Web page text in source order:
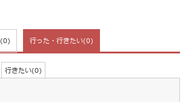
(0) 行った・行きたい(0)
行きたい(0)